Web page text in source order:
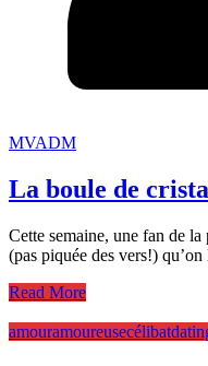
MVADM
La boule de
Cette semaine, une fan de
(pas piquée des vers!)
Read More
amouramoureusecélibat